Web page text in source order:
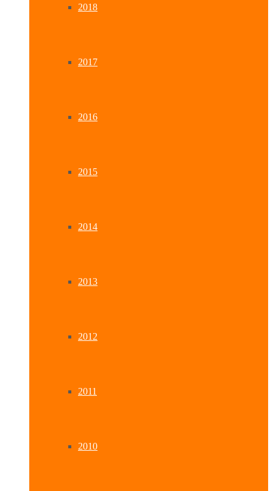
2018
2017
2016
2015
2014
2013
2012
2011
2010